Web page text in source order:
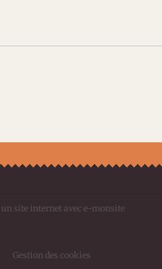
un site internet avec e-monsite
Gestion des cookies